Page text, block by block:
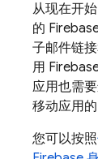
从现在开始
的
子邮件链
用
应用也需
移动应用
您可以按照